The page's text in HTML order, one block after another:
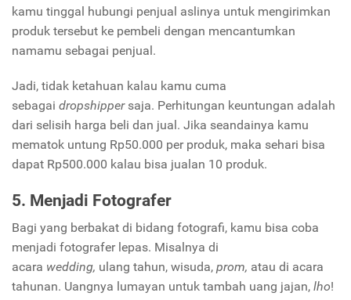
kamu tinggal hubungi penjual aslinya untuk mengirimkan
produk tersebut ke pembeli dengan mencantumkan
namamu sebagai penjual.
Jadi, tidak ketahuan kalau kamu cuma
sebagai dropshipper saja. Perhitungan keuntungan adalah
dari selisih harga beli dan jual. Jika seandainya kamu
mematok untung Rp50.000 per produk, maka sehari bisa
dapat Rp500.000 kalau bisa jualan 10 produk.
5. Menjadi Fotografer
Bagi yang berbakat di bidang fotografi, kamu bisa coba
menjadi fotografer lepas. Misalnya di
acara wedding, ulang tahun, wisuda, prom, atau di acara
tahunan. Uangnya lumayan untuk tambah uang jajan, lho!